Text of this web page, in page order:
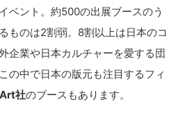
ベント。約500の出展ブースのう
ものは2割弱。8割以上は日本のコ
企業や日本カルチャーを愛する団
の中で日本の版元も注目するフィ
社のブースもあります。